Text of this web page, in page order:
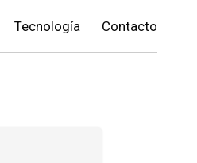
Tecnología Contacto